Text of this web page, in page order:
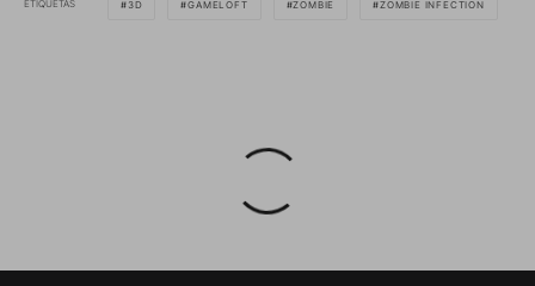
ETIQUETAS 3D GAMELOFT ZOMBIE ZOMBIE INFECTION